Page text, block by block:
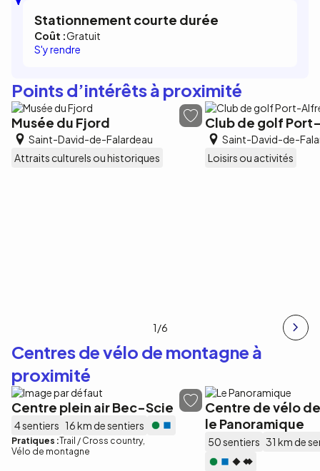
Stationnement courte durée
Coût :Gratuit
S'y rendre
Points d’intérêts à proximité
Musée du Fjord
Saint-David-de-Falardeau
Attraits culturels ou historiques
Club de golf
Saint-David-de-
Loisirs ou activités
1/6
Centres de vélo de montagne à
proximité
Centre plein air Bec-Scie
4 sentiers 16 km de sentiers
Pratiques :Trail / Cross country
Vélo de montagne
Centre de vélo
le Panoramique
50 sentiers 31 km de